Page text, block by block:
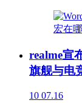
realme宣
旗舰与电
10 07.16